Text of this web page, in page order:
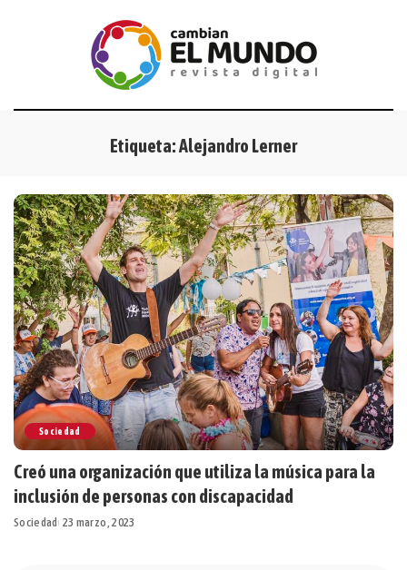
Etiqueta:Alejandro Lerner
Sociedad
Creó una organización que utiliza la música para la
inclusión de personas con discapacidad
Sociedad 23 marzo, 2023